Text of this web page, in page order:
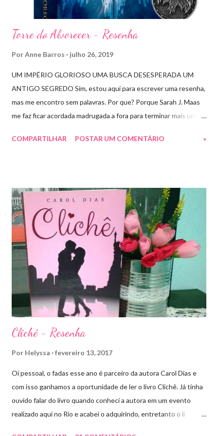
Torre do Alvorecer - Resenha
PorAnne Barros julho 26, 2019
UM IMPÉRIO GLORIOSO UMA BUSCA DESESPERADA UM
ANTIGO SEGREDO Sim, estou aqui para escrever uma resenha,
mas me encontro sem palavras. Por que? Porque Sarah J. Maas
me faz ficar acordada madrugada a fora para terminar mais um
romance da Saga Trono de Vidro que ocorre simultaneamente
todos meio atordoados com tudo que Dorian e Aelin fizeram e,
principalmente, descobriram sobre o Pai do Príncipe, agora Rei
de Ardalan. Todos têm uma missão nessa guerra mesmo que
ainda um pouco indefinida. Aelin deixa Ardalan nas mãos de seu
Rei e segue com sua corte para casa, para finalmente rever seu
lar, Terrasen. Com um novo rei no trono, Chaol Westfall passa a
ser Mão do Rei de Ardalan, e Nesryn Faliq a nova Capitã da
Guarda. Entret...
COMPARTILHAR POSTAR UM COMENTÁRIO »
Clichê - Resenha
Por Helyssa fevereiro 13, 2017
Oi pessoal, o fadas esse ano é parceiro da autora Carol Dias e
com isso ganhamos a oportunidade de ler o livro Clichê. Já tinha
ouvido falar do livro quando conheci a autora em um evento
realizado aqui no Rio e acabei o adquirindo, entretanto o li